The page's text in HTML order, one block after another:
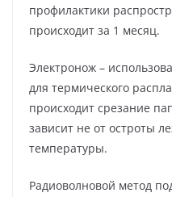
профилактики
происходит за 1 месяц.
Электронож –
для термического
происходит срезание
зависит не от остроты
температуры.
Радиоволновой метод